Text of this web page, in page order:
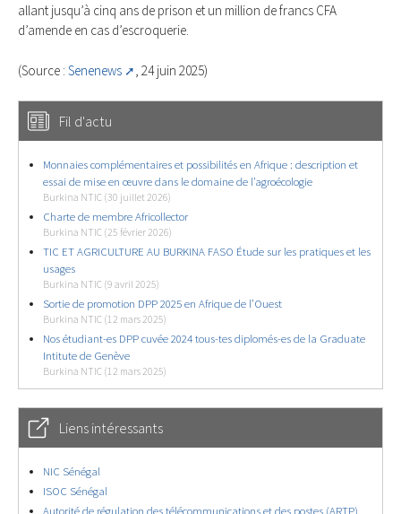
allant jusqu’à cinq ans de prison et un million de francs CFA
d’amende en cas d’escroquerie.
(Source : Senenews , 24 juin 2025)
Fil d'actu
Monnaies complémentaires et possibilités en Afrique : description et
essai de mise en œuvre dans le domaine de l’agroécologie
Burkina NTIC (30 juillet 2026)
Charte de membre Africollector
Burkina NTIC (25 février 2026)
TIC ET AGRICULTURE AU BURKINA FASO Étude sur les pratiques et les
usages
Burkina NTIC (9 avril 2025)
Sortie de promotion DPP 2025 en Afrique de l’Ouest
Burkina NTIC (12 mars 2025)
Nos étudiant-es DPP cuvée 2024 tous-tes diplomés-es de la Graduate
Intitute de Genève
Burkina NTIC (12 mars 2025)
Liens intéressants
NIC Sénégal
ISOC Sénégal